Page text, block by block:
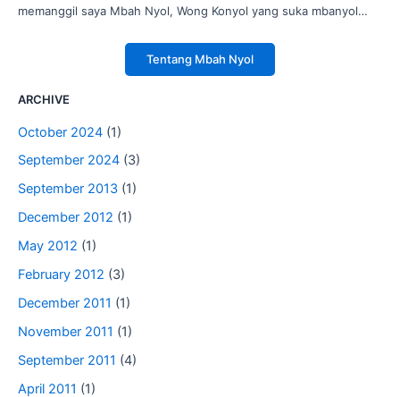
memanggil saya Mbah Nyol, Wong Konyol yang suka mbanyol…
Tentang Mbah Nyol
ARCHIVE
October 2024 (1)
September 2024 (3)
September 2013 (1)
December 2012 (1)
May 2012 (1)
February 2012 (3)
December 2011 (1)
November 2011 (1)
September 2011 (4)
April 2011 (1)